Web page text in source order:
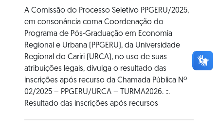
A Comissão do Processo Seletivo PPGERU/2025,
em consonância coma Coordenação do
Programa de Pós-Graduação em Economia
Regional e Urbana (PPGERU), da Universidade
Regional do Cariri (URCA), no uso de suas
atribuições legais, divulga o resultado das
inscrições após recurso da Chamada Pública Nº
02/2025 – PPGERU/URCA – TURMA2026. ::.
Resultado das inscrições após recursos